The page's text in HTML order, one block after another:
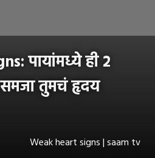
पायांमध्ये ही २
तुमचं हृदय
Weak heart signs | saam tv